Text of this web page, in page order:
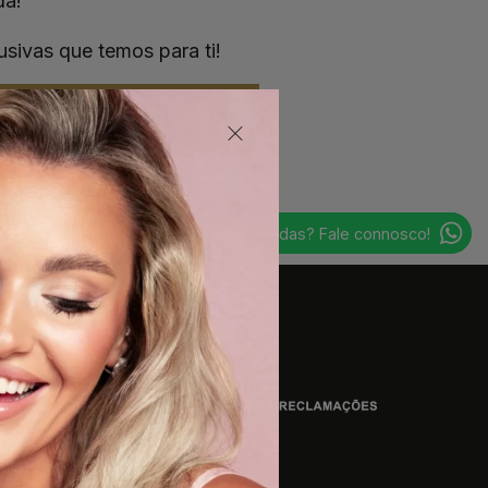
que temos para ti!
EU QUERO!
Dúvidas? Fale connosco!